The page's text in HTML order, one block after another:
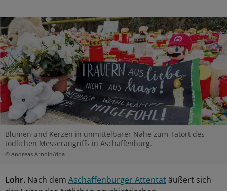
Blumen und Kerzen in unmittelbarer Nähe zum Tatort des
tödlichen Messerangriffs in Aschaffenburg.
© Andreas Arnold/dpa
Lohr. Nach dem Aschaffenburger Attentatäußert sich